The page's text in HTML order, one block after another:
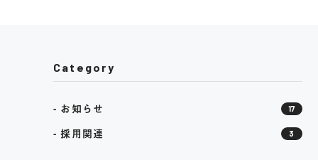
Category
お知らせ 17
採用関連 3